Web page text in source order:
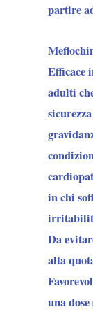
partire
Efficace
adulti
in chi
Da
alta
una